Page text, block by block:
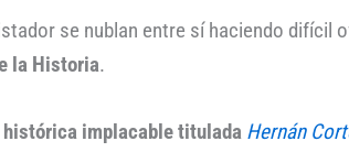
se nublan entre sí haciendo difícil
la Historia.
histórica implacable titulada Hernán